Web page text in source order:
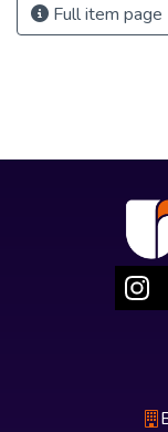
Full item page